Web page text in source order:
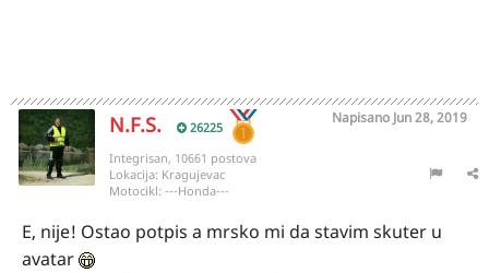
N.F.S. 26225
Napisano Jun 28, 2019
Integrisan, 10661 postova
Lokacija: Kragujevac
Motocikl: ---Honda---
E, nije! Ostao potpis a mrsko mi da stavim skuter u
avatar